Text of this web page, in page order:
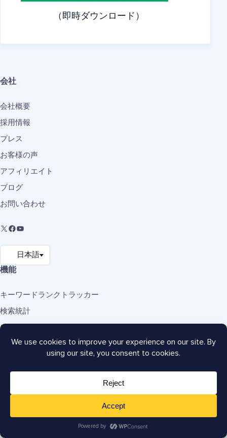
（即時ダウンロード）
会社
会社概要
採用情報
プレス
お客様の声
アフィリエイト
ブログ
お問い合わせ
機能
キーワードランクトラッカー
検索統計
ソーシャルメディア統合
Robots.txtエディター
TruSEOスコア分析